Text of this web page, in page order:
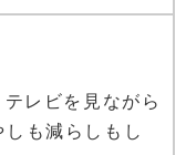
ビを見ながら
も減らしもし